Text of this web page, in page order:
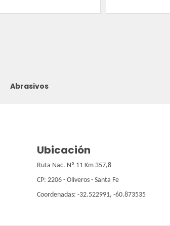
Abrasivos
Ubicación
Ruta Nac. Nº 11 Km 357,8
CP: 2206 - Oliveros - Santa Fe
Coordenadas: -32.522991, -60.873535